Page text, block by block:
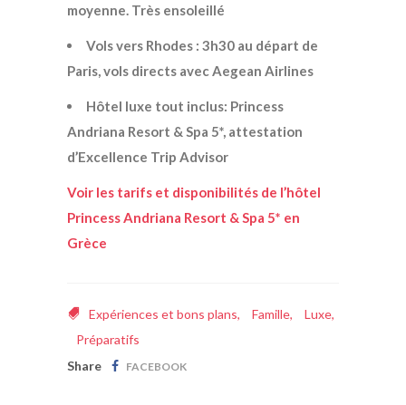
moyenne. Très ensoleillé
Vols vers Rhodes : 3h30 au départ de
Paris, vols directs avec Aegean Airlines
Hôtel luxe tout inclus: Princess
Andriana Resort & Spa 5*, attestation
d’Excellence Trip Advisor
Voir les tarifs et disponibilités de l’hôtel
Princess Andriana Resort & Spa 5* en
Grèce
Expériences et bons plans, Famille, Luxe,
Préparatifs
Share
FACEBOOK